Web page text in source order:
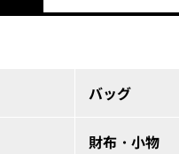
バッグ
財布・小物